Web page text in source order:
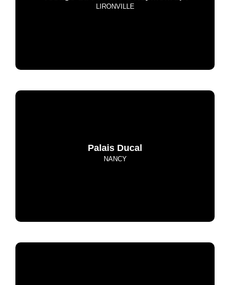
LIRONVILLE
Palais Ducal
NANCY